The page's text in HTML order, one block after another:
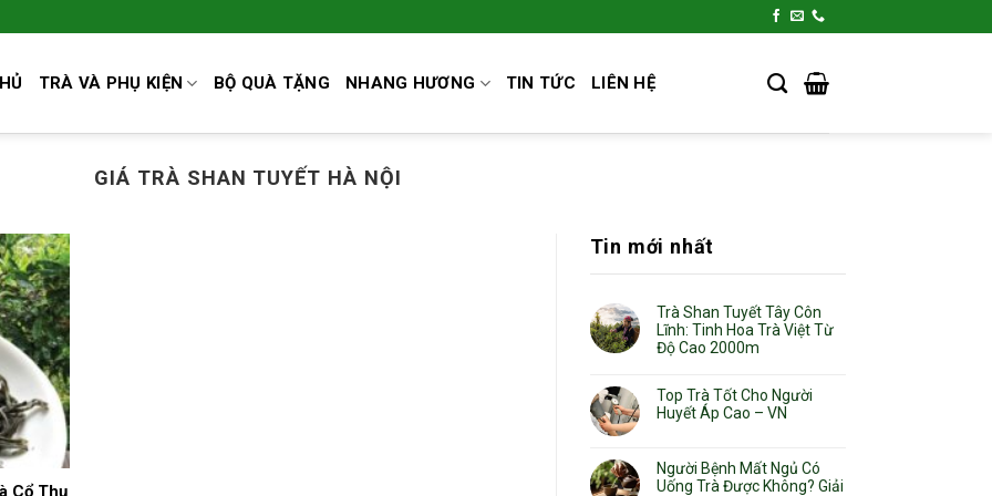
TRÀ VÀ PHỤ KIỆN BỘ QUÀ TẶNG NHANG HƯƠNG TIN TỨC LIÊN HỆ
GIÁ TRÀ SHAN TUYẾT HÀ NỘI
Cổ Thụ
Tin mới nhất
Trà Shan Tuyết Tây Côn
Lĩnh: Tinh Hoa Trà Việt Từ
Độ Cao 2000m
Top Trà Tốt Cho Người
Huyết Áp Cao – VN
Người Bệnh Mất Ngủ Có
Uống Trà Được Không? Giải